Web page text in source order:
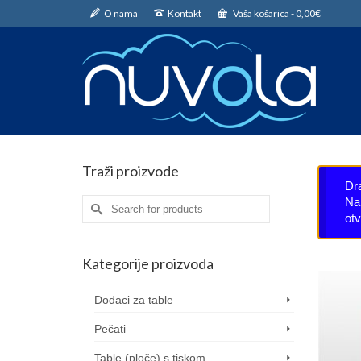
O nama Kontakt Vaša košarica - 0,00€
Traži proizvode
Search
for:
Kategorije proizvoda
Dodaci za table
Pečati
Table (ploče) s tiskom